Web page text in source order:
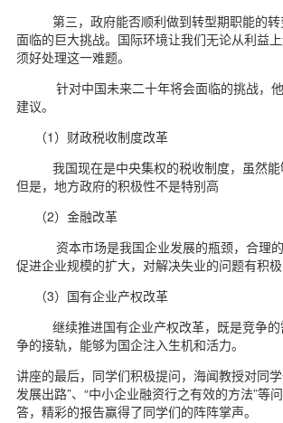
第三，政府能否顺利做到转型期职能的转
面临的巨大挑战。国际环境让我们无论从利益
须好处理这一难题。
针对中国未来二十年将会面临的挑战，他
建议。
（1）财政税收制度改革
我国现在是中央集权的税收制度，虽然能
但是，地方政府的积极性不是特别高
（2）金融改革
资本市场是我国企业发展的瓶颈，合理的
促进企业规模的扩大，对解决失业的问题有积极
（3）国有企业产权改革
继续推进国有企业产权改革，既是竞争的
争的接轨，能够为国企注入生机和活力。
讲座的最后，同学们积极提问，海闻教授对同
发展出路”、“中小企业融资行之有效的方法”等
答，精彩的报告赢得了同学们的阵阵掌声。